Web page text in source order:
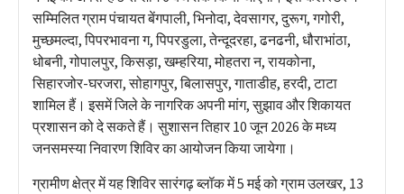
सम्मिलित ग्राम पंचायत बेंगपाली, भिनोदा, देवसागर, दुरूग, गगोरी,
मुच्छमल्दा, पिपरभावना ग, पिपरडुला, तेन्दूदरहा, ढनढनी, धौराभांठा,
धोबनी, गोपालपुर, किसड़ा, खम्हरिया, मोहतरा न, रायकोना,
सिहारजोर-घरजरा, सोहागपुर, बिलासपुर, गाताडीह, हरदी, टाटा
शामिल हैं। इसमें जिले के नागरिक अपनी मांग, सुझाव और शिकायत
प्रशासन को दे सकते हैं। सुशासन तिहार 10 जून 2026 के मध्य
जनसमस्या निवारण शिविर का आयोजन किया जायेगा।
ग्रामीण क्षेत्र में यह शिविर सारंगढ़ ब्लॉक में 5 मई को ग्राम उलखर, 13